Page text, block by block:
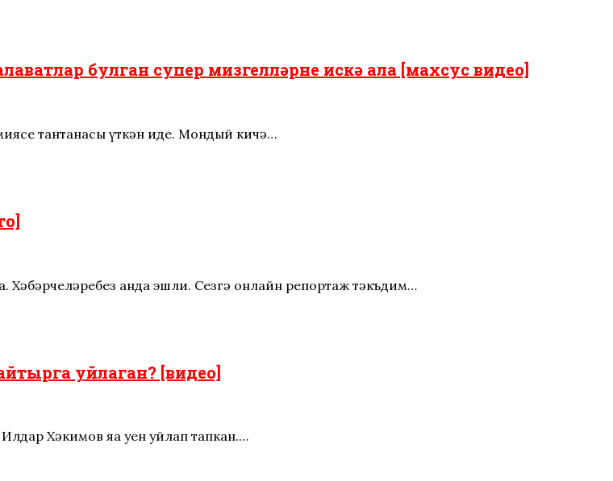
булган супер мизгелләрне искә ала [махсус видео]
тантанасы үткән иде. Мондый кичә…
Хәбәрчеләребез анда эшли. Сезгә онлайн репортаж тәкъдим…
уйлаган? [видео]
Хәкимов яңа уен уйлап тапкан.…